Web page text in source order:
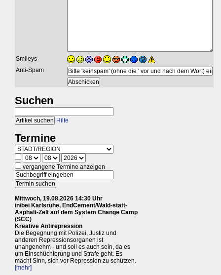
Smileys
Anti-Spam
Suchen
Hilfe
Termine
vergangene Termine anzeigen
Mittwoch, 19.08.2026 14:30 Uhr
in/bei Karlsruhe, EndCement/Wald-statt-
Asphalt-Zelt auf dem System Change Camp
(SCC)
Kreative Antirepression
Die Begegnung mit Polizei, Justiz und
anderen Repressionsorganen ist
unangenehm - und soll es auch sein, da es
um Einschüchterung und Strafe geht. Es
macht Sinn, sich vor Repression zu schützen.
[mehr]